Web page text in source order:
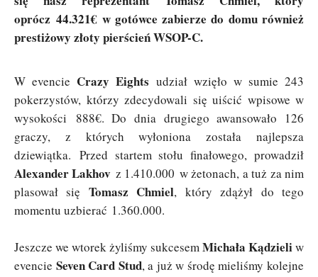
oprócz 44.321€ w gotówce zabierze do domu również
prestiżowy złoty pierścień WSOP-C.
W evencie Crazy Eights udział wzięło w sumie 243
pokerzystów, którzy zdecydowali się uiścić wpisowe w
wysokości 888€. Do dnia drugiego awansowało 126
graczy, z których wyłoniona została najlepsza
dziewiątka. Przed startem stołu finałowego, prowadził
Alexander Lakhov z 1.410.000 w żetonach, a tuż za nim
plasował się Tomasz Chmiel, który zdążył do tego
momentu uzbierać 1.360.000.
Jeszcze we wtorek żyliśmy sukcesemMichała Kądzieliw
evencie Seven Card Stud, a już w środę mieliśmy kolejne